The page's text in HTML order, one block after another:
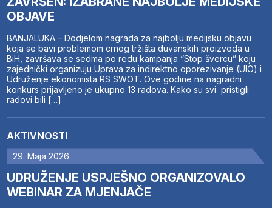
OBJAVE
BANJALUKA – Dodjelom nagrada za najbolju medijsku objavu
koja se bavi problemom crnog tržišta duvanskih proizvoda u
BiH, završava se sedma po redu kampanja “Stop švercu” koju
zajednički organizuju Uprava za indirektno oporezivanje (UIO) i
Udruženje ekonomista RS SWOT. Ove godine na nagradni
konkurs prijavljeno je ukupno 13 radova. Kako su svi pristigli
radovi bili […]
AKTIVNOSTI
29. Maja 2026.
UDRUŽENJE USPJEŠNO ORGANIZOVALO
WEBINAR ZA MJENJAČE